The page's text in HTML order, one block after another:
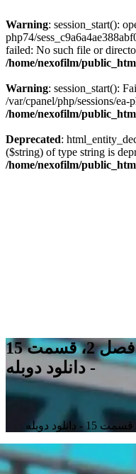
Warning: session_start():
php74/
failed: No such file or
/home/nexofilm/
Warning: session_start():
/var/cpanel/php/sessions/ea-
/home/nexofilm/
Deprecated:
($string) of type string is
/home/nexofilm/
سریال نگهداری سگ‌ها - فصل 2، قسمت 15
- دانلود دوبله